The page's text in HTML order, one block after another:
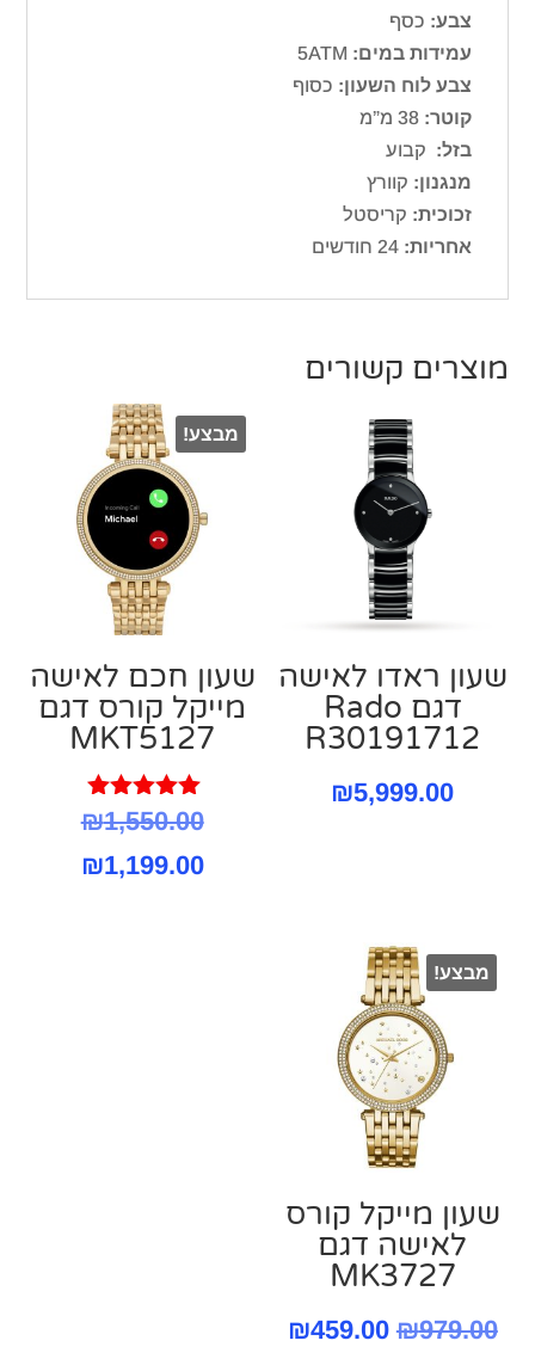
צבע: כסף
עמידות במים:
צבע לוח השעון: כסוף
קוטר: 38 מ”מ
בזל: קבוע
מנגנון: קוורץ
זכוכית: קריסטל
אחריות: 24 חודשים
מוצרים קשורים
שעון ראדו לאישה
דגם Rado
R30191712
₪5,999.00
מבצע!
שעון חכם לאישה
מייקל קורס דגם
MKT5127
דורג
5.00
מתוך 5
₪1,550.00
המחיר
₪1,199.00
מבצע!
שעון מייקל קורס
‏לאישה דגם
MK3727
₪979.00
המחיר₪459.00